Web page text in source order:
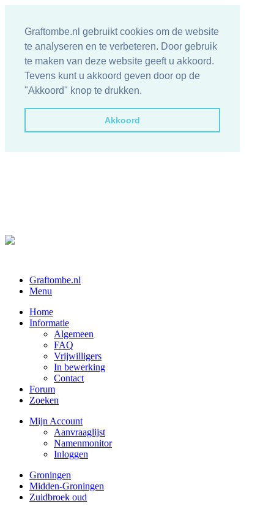
Graftombe.nl gebruikt cookies om de website
te analyseren en te verbeteren. Door gebruik
te maken van deze website geeft u akkoord.
Tevens kunt u akkoord geven door op de
"Akkoord" knop te drukken.
Akkoord
Graftombe.nl
Menu
Home
Informatie
Algemeen
FAQ
Vrijwilligers
In bewerking
Contact
Forum
Zoeken
Mijn Account
Aanvraaglijst
Namenmonitor
Inloggen
Groningen
Midden-Groningen
Zuidbroek oud